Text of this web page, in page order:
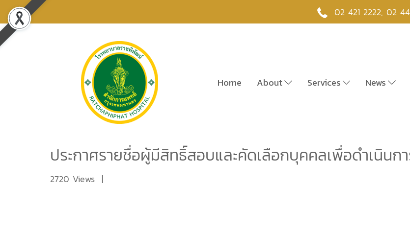
02 421 2222, 02
Home About Services News
ประกาศรายชื่อผู้มีสิทธิ์สอบและคัดเลือกบุคคลเพื่อดำเนินก
2720 Views |